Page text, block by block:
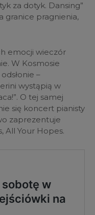
za dotyk. Dansing”
granice pragnienia,
emocji wieczór
W Kosmosie
–
wystąpią w
O tej samej
się koncert pianisty
zaprezentuje
All Your Hopes.